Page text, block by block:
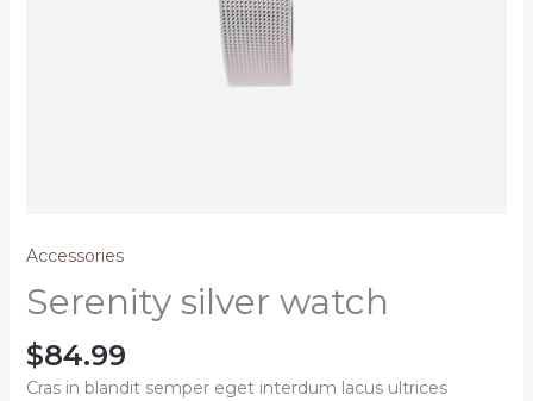
Accessories
Serenity silver watch
$84.99
Cras in blandit semper eget interdum lacus ultrices